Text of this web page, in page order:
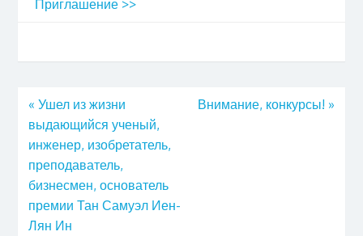
Приглашение >>
« Ушел из жизни
выдающийся ученый,
инженер, изобретатель,
преподаватель,
бизнесмен, основатель
премии Тан Самуэл Иен-
Лян Ин
Внимание, конкурсы! »